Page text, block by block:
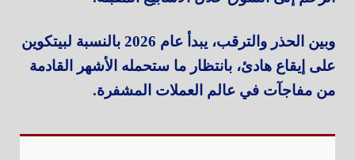
وبين الحذر والترقب، يبدأ عام 2026 بالنسبة لبيتكوين
على إيقاع هادئ، بانتظار ما ستحمله الأشهر القادمة
من مفاجآت في عالم العملات المشفرة.